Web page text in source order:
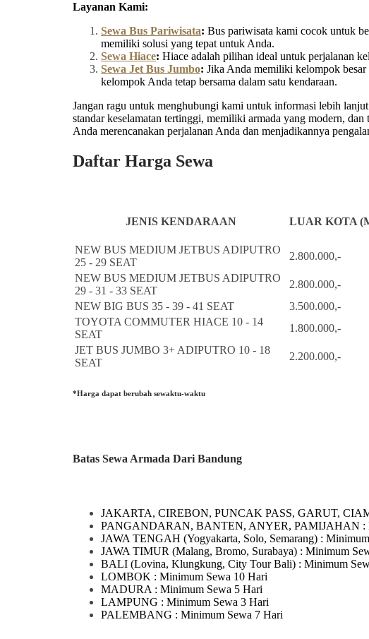
Layanan Kami:
Sewa Bus Pariwisata: Bus pariwisata kami cocok untuk
memiliki solusi yang tepat untuk Anda.
Sewa Hiace: Hiace adalah pilihan ideal untuk perjalanan
Sewa Jet Bus Jumbo: Jika Anda memiliki kelompok besar
kelompok Anda tetap bersama dalam satu kendaraan.
Jangan ragu untuk menghubungi kami untuk informasi lebih
standar keselamatan tertinggi, memiliki armada yang modern,
Anda merencanakan perjalanan Anda dan menjadikannya
Daftar Harga Sewa
JENIS KENDARAAN LUAR KOTA
NEW BUS MEDIUM JETBUS ADIPUTRO
25 - 29 SEAT
2.800.000,-
NEW BUS MEDIUM JETBUS ADIPUTRO
29 - 31 - 33 SEAT
2.800.000,-
NEW BIG BUS 35 - 39 - 41 SEAT
3.500.000,-
TOYOTA COMMUTER HIACE 10 - 14
SEAT
1.800.000,-
JET BUS JUMBO 3+ ADIPUTRO 10 - 18
SEAT
2.200.000,-
*Harga dapat berubah sewaktu-waktu
Batas Sewa Armada Dari Bandung
JAKARTA, CIREBON, PUNCAK PASS, GARUT,
PANGANDARAN, BANTEN, ANYER, PAMIJAHAN :
JAWA TENGAH (Yogyakarta, Solo, Semarang) :
JAWA TIMUR (Malang, Bromo, Surabaya) : Minimum
BALI (Lovina, Klungkung, City Tour Bali) : Minimum
LOMBOK : Minimum Sewa 10 Hari
MADURA : Minimum Sewa 5 Hari
LAMPUNG : Minimum Sewa 3 Hari
PALEMBANG : Minimum Sewa 7 Hari